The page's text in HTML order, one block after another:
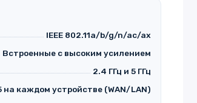
IEEE 802.11a/b/g/n/ac/ax
Встроенные с высоким усилением
2.4 ГГц и 5 ГГц
на каждом устройстве (WAN/LAN)